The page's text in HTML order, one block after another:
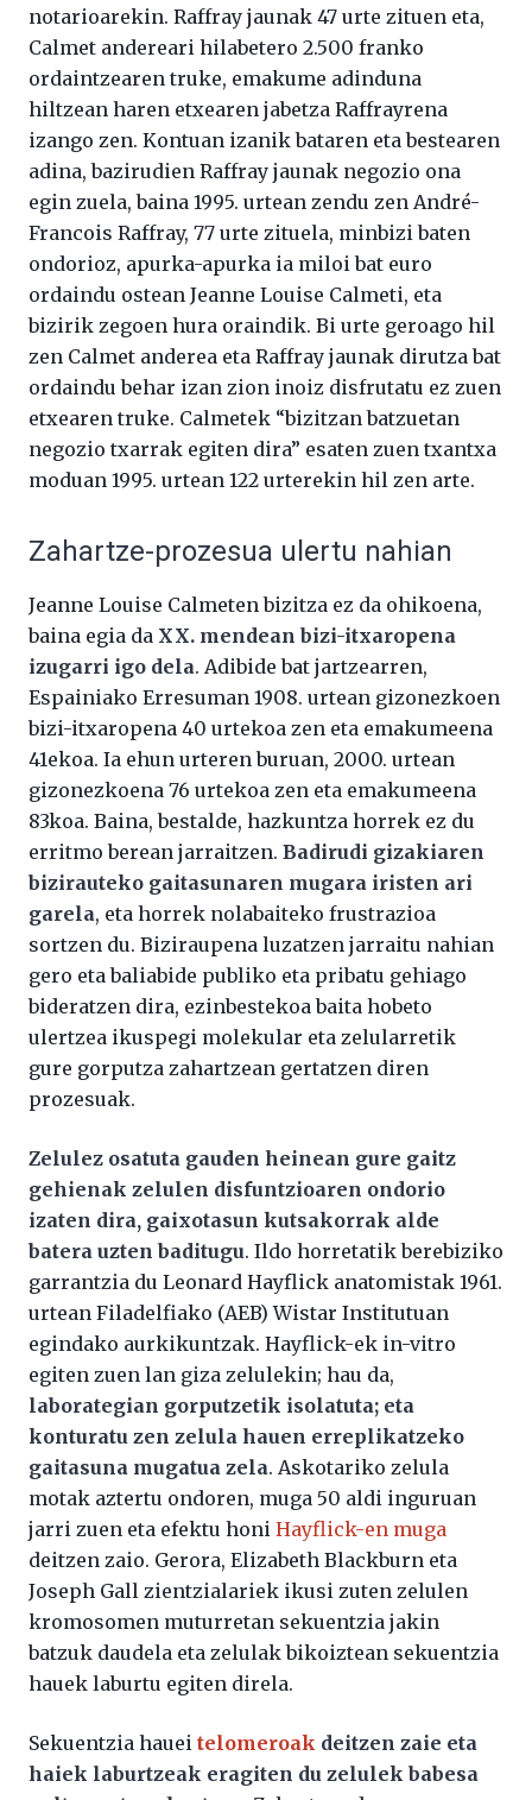
notarioarekin. Raffray jaunak 47 urte zituen eta,
Calmet andereari hilabetero 2.500 franko
ordaintzearen truke, emakume adinduna
hiltzean haren etxearen jabetza Raffrayrena
izango zen. Kontuan izanik bataren eta bestearen
adina, bazirudien Raffray jaunak negozio ona
egin zuela, baina 1995. urtean zendu zen André-
Francois Raffray, 77 urte zituela, minbizi baten
ondorioz, apurka-apurka ia miloi bat euro
ordaindu ostean Jeanne Louise Calmeti, eta
bizirik zegoen hura oraindik. Bi urte geroago hil
zen Calmet anderea eta Raffray jaunak dirutza bat
ordaindu behar izan zion inoiz disfrutatu ez zuen
etxearen truke. Calmetek “bizitzan batzuetan
negozio txarrak egiten dira” esaten zuen txantxa
moduan 1995. urtean 122 urterekin hil zen arte.
Zahartze-prozesua ulertu nahian
Jeanne Louise Calmeten bizitza ez da ohikoena,
baina egia da XX. mendean bizi-itxaropena
izugarri igo dela. Adibide bat jartzearren,
Espainiako Erresuman 1908. urtean gizonezkoen
bizi-itxaropena 40 urtekoa zen eta emakumeena
41ekoa. Ia ehun urteren buruan, 2000. urtean
gizonezkoena 76 urtekoa zen eta emakumeena
83koa. Baina, bestalde, hazkuntza horrek ez du
erritmo berean jarraitzen. Badirudi gizakiaren
bizirauteko gaitasunaren mugara iristen ari
garela, eta horrek nolabaiteko frustrazioa
sortzen du. Biziraupena luzatzen jarraitu nahian
gero eta baliabide publiko eta pribatu gehiago
bideratzen dira, ezinbestekoa baita hobeto
ulertzea ikuspegi molekular eta zelularretik
gure gorputza zahartzean gertatzen diren
prozesuak.
Zelulez osatuta gauden heinean gure gaitz
gehienak zelulen disfuntzioaren ondorio
izaten dira, gaixotasun kutsakorrak alde
batera uzten baditugu. Ildo horretatik berebiziko
garrantzia du Leonard Hayflick anatomistak 1961.
urtean Filadelfiako (AEB) Wistar Institutuan
egindako aurkikuntzak. Hayflick-ek in-vitro
egiten zuen lan giza zelulekin; hau da,
laborategian gorputzetik isolatuta; eta
konturatu zen zelula hauen erreplikatzeko
gaitasuna mugatua zela. Askotariko zelula
motak aztertu ondoren, muga 50 aldi inguruan
jarri zuen eta efektu honi Hayflick-en muga
deitzen zaio. Gerora, Elizabeth Blackburn eta
Joseph Gall zientzialariek ikusi zuten zelulen
kromosomen muturretan sekuentzia jakin
batzuk daudela eta zelulak bikoiztean sekuentzia
hauek laburtu egiten direla.
Sekuentzia hauei telomeroak deitzen zaie eta
haiek laburtzeak eragiten du zelulek babesa